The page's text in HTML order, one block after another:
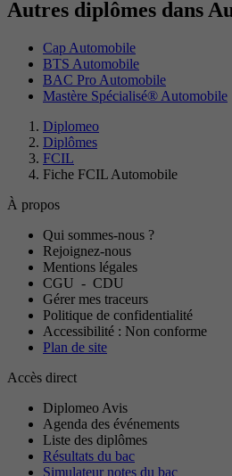
Autres diplômes dans
Cap Automobile
BTS Automobile
BAC Pro Automobile
Mastère Spécialisé® Automobile
Diplomeo
Diplômes
FCIL
Fiche FCIL Automobile
À propos
Qui sommes-nous ?
Rejoignez-nous
Mentions légales
CGU - CDU
Gérer mes traceurs
Politique de confidentialité
Accessibilité : Non conforme
Plan de site
Accès direct
Diplomeo Avis
Agenda des événements
Liste des diplômes
Résultats du bac
Simulateur notes du bac